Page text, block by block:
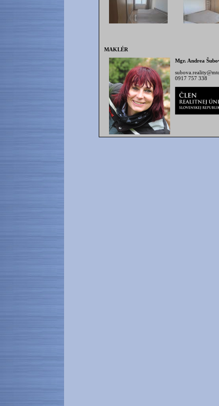
MAKLÉR
Mgr. Andrea
0917 757 338